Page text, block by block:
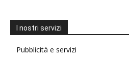
I nostri servizi
Pubblicità e servizi